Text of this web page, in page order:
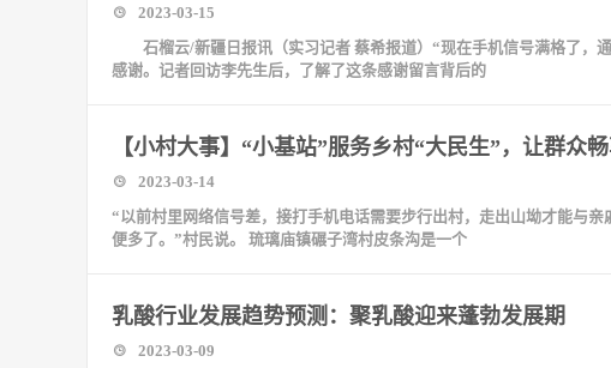
2023-03-15
石榴云/新疆日报讯（实习记者 蔡希报道）“现在手机信号满格了，
感谢。记者回访李先生后，了解了这条感谢留言背后的
【小村大事】“小基站”服务乡村“大民生”，让群众畅
2023-03-14
“以前村里网络信号差，接打手机电话需要步行出村，走出山坳才能与
便多了。”村民说。 琉璃庙镇碾子湾村皮条沟是一个
乳酸行业发展趋势预测：聚乳酸迎来蓬勃发展期
2023-03-09